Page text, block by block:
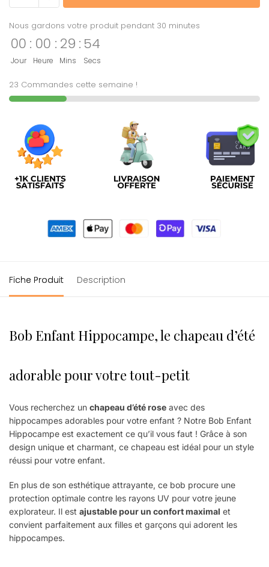
Nous gardons votre produit pendant 30 minutes
00
Jour
: 00
Heure
: 29
Mins
: 54
Secs
23 Commandes cette semaine !
Fiche Produit Description
Bob Enfant Hippocampe, le chapeau d’été
adorable pour votre tout-petit
Vous recherchez un chapeau d’été rose avec des
hippocampes adorables pour votre enfant ? Notre Bob Enfant
Hippocampe est exactement ce qu’il vous faut ! Grâce à son
design unique et charmant, ce chapeau est idéal pour un style
réussi pour votre enfant.
En plus de son esthétique attrayante, ce bob procure une
protection optimale contre les rayons UV pour votre jeune
explorateur. Il est ajustable pour un confort maximal et
convient parfaitement aux filles et garçons qui adorent les
hippocampes.